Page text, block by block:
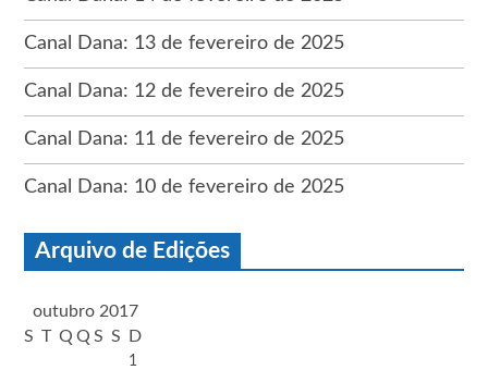
Canal Dana: 13 de fevereiro de 2025
Canal Dana: 12 de fevereiro de 2025
Canal Dana: 11 de fevereiro de 2025
Canal Dana: 10 de fevereiro de 2025
Arquivo de Edições
outubro 2017
S T Q Q S S D
1